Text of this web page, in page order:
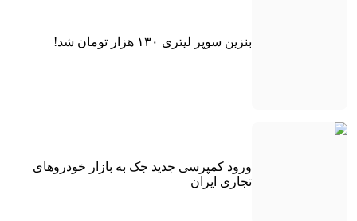
بنزین سوپر لیتری ۱۳۰ هزار تومان شد!
ورود کمپرسی جدید جک به بازار خودروهای
تجاری ایران